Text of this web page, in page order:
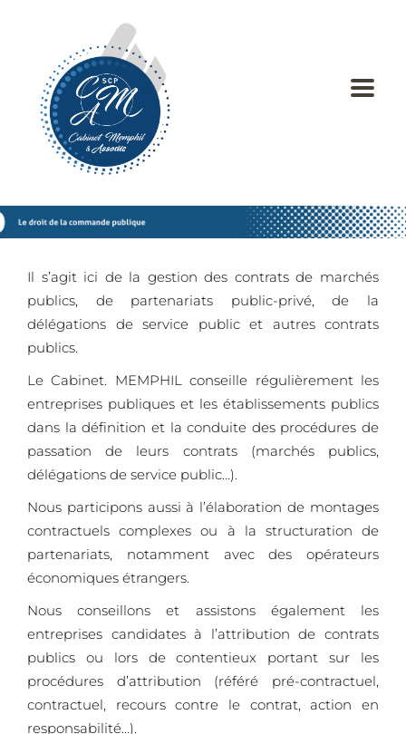
Il s’agit ici de la gestion des contrats de marchés
publics, de partenariats public-privé, de la
délégations de service public et autres contrats
publics.
LeCabinet. MEMPHILconseille régulièrement les
entreprises publiques et les établissements publics
dans la définition et la conduite des procédures de
passation de leurs contrats (marchés publics,
délégations de service public…).
Nous participons aussi à l’élaboration de montages
contractuels complexes ou à la structuration de
partenariats, notamment avec des opérateurs
économiques étrangers.
Nous conseillons et assistons également les
entreprises candidates à l’attribution de contrats
publics ou lors de contentieux portant sur les
procédures d’attribution (référé pré-contractuel,
contractuel, recours contre le contrat, action en
responsabilité…).